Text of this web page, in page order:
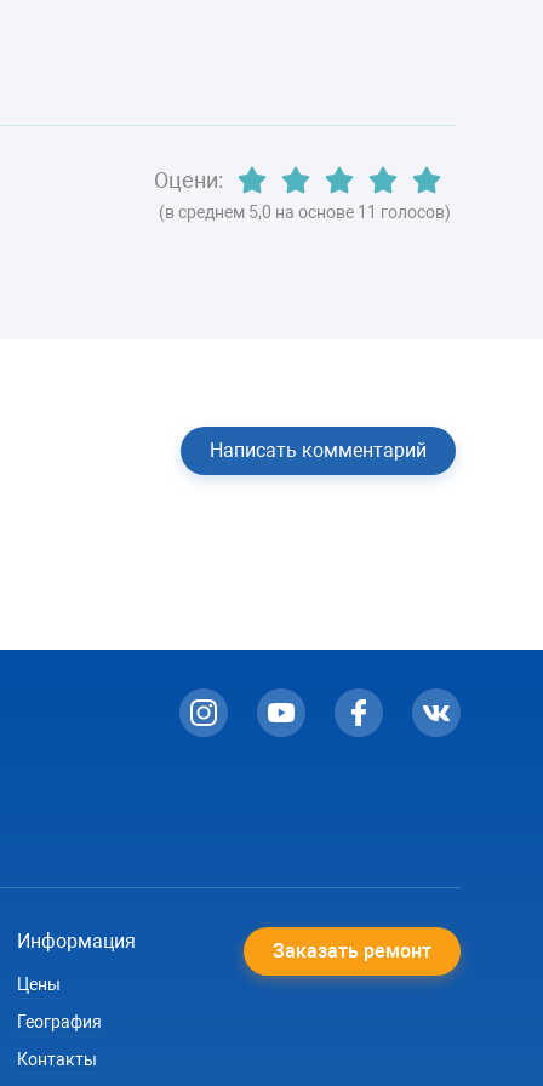
Оцени:
(в среднем 5,0 на основе 11 голосов)
Написать комментарий
Информация
Цены
География
Контакты
Заказать ремонт